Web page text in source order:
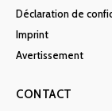
Déclaration de
Imprint
Avertissement
CONTACT